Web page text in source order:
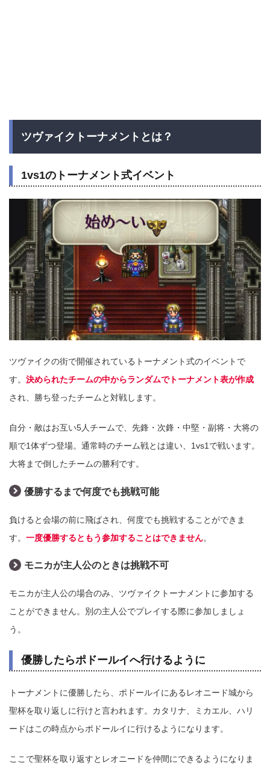
ツヴァイクトーナメントとは？
1vs1のトーナメント式イベント
ツヴァイクの街で開催されているトーナメント式のイベントで
す。 決められたチームの中からランダムでトーナメント表が作成
され、勝ち登ったチームと対戦します。
自分・敵はお互い5人チームで、先鋒・次鋒・中堅・副将・大将の
順で1体ずつ登場。通常時のチーム戦とは違い、1vs1で戦います。
大将まで倒したチームの勝利です。
優勝するまで何度でも挑戦可能
負けると会場の前に飛ばされ、何度でも挑戦することができま
す。 一度優勝するともう参加することはできません。
モニカが主人公のときは挑戦不可
モニカが主人公の場合のみ、ツヴァイクトーナメントに参加する
ことができません。別の主人公でプレイする際に参加しましょ
う。
優勝したらポドールイへ行けるように
トーナメントに優勝したら、ポドールイにあるレオニード城から
聖杯を取り返しに行けと言われます。カタリナ、ミカエル、ハリ
ードはこの時点からポドールイに行けるようになります。
ここで聖杯を取り返すとレオニードを仲間にできるようになりま